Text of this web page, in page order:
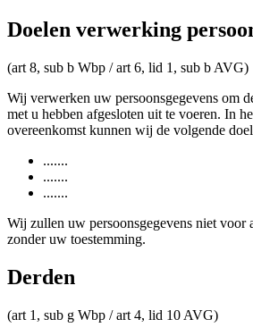
Doelen verwerking
(art 8, sub b Wbp / art 6, lid 1, sub b AVG)
Wij verwerken uw persoonsgegevens om
met u hebben afgesloten uit te voeren. In
overeenkomst kunnen wij de volgende
.......
.......
.......
Wij zullen uw persoonsgegevens niet voor
zonder uw toestemming.
Derden
(art 1, sub g Wbp / art 4, lid 10 AVG)